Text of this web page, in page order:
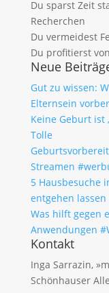
Du sparst Zeit
Recherchen
Du vermeidest
Du profitierst
Neue
Gut zu wissen:
Elternsein
Keine Geburt ist
Tolle
Streamen
5 Hausbesuche
entgehen
Was hilft gegen
Anwendungen
Kontakt
Inga Sarrazin,
Schönhauser